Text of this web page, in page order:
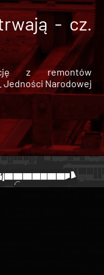
- cz.
z remontów
Jedności Narodowej